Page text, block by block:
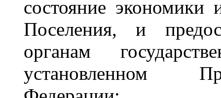
состояние экономики
Поселения, и
органам
установленном